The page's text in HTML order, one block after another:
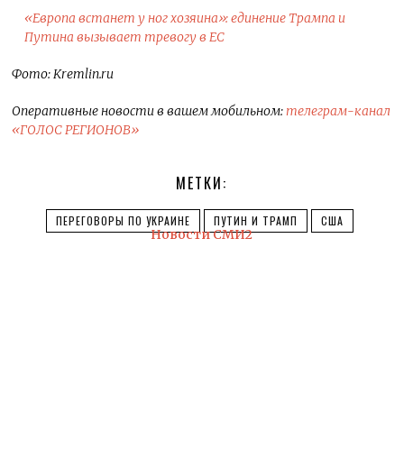
«Европа встанет у ног хозяина»: единение Трампа и
Путина вызывает тревогу в ЕС
Фото: Kremlin.ru
Оперативные новости в вашем мобильном:телеграм-канал
«ГОЛОС РЕГИОНОВ»
МЕТКИ:
ПЕРЕГОВОРЫ ПО УКРАИНЕ ПУТИН И ТРАМП США
Новости СМИ2